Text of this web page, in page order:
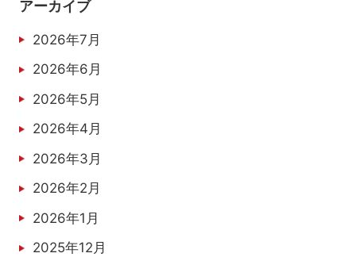
アーカイブ
2026年7月
2026年6月
2026年5月
2026年4月
2026年3月
2026年2月
2026年1月
2025年12月